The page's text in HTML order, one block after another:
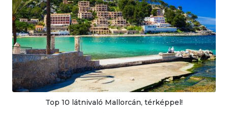
Top 10 látnivaló Mallorcán, térképpel!